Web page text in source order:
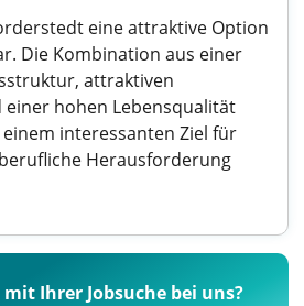
eine attraktive Option
Die Kombination aus einer
attraktiven
hohen Lebensqualität
interessanten Ziel für
Herausforderung
Ihrer Jobsuche bei uns?